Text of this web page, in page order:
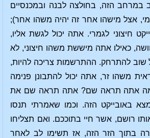
במרחב הזה, בחולצה לבנה ובמכנסיים
אצל מישהו אחר זה יהיה משהו אחר);
חיצוני לגמרי. אתה יכול לגשת אליו,
כאילו אתה מיששת משהו חיצוני, לא
שוב להתרחק. ההתרשמות צריכה להיות,
משהו זר, אתה יכול להתבונן פנימה
מה אתה תראה שם? אתה תראה שם את
באובייקט הזה. וכמו שאמרתי תנסו
רושם, אשר חיי בתוככם. ואם תצליחו
בתוך הזר הזה, אז תשימו לב לאחר